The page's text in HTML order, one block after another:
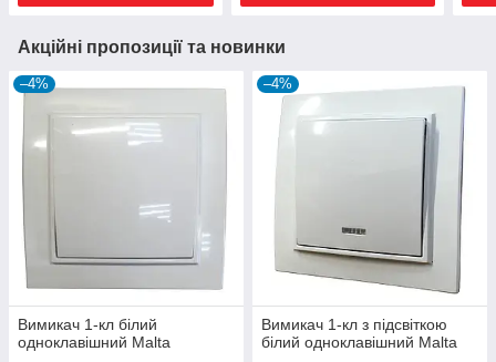
Акційні пропозиції та новинки
–4%
Вимикач 1-кл білий
одноклавішний Malta
–4%
Вимикач 1-кл з підсвіткою
білий одноклавішний Malta